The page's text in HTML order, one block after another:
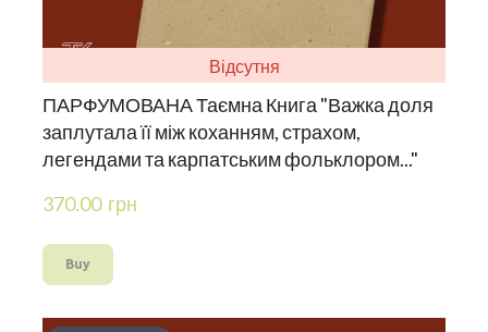
Відсутня
ПАРФУМОВАНА Таємна Книга "Важка доля
заплутала її між коханням, страхом,
легендами та карпатським фольклором..."
370.00  грн
Buy